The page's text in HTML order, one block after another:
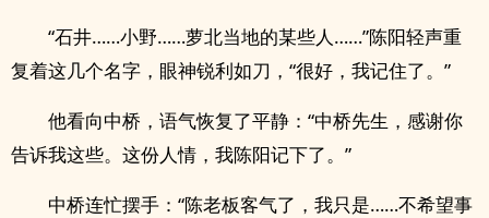
“石井……小野……萝北当地的某些人……”陈阳轻声重
复着这几个名字，眼神锐利如刀，“很好，我记住了。”
他看向中桥，语气恢复了平静：“中桥先生，感谢你
告诉我这些。这份人情，我陈阳记下了。”
中桥连忙摆手：“陈老板客气了，我只是……不希望事